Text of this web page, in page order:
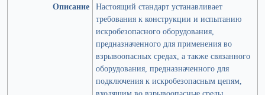
Описание Настоящий стандарт устанавливает
требования к конструкции и испытанию
искробезопасного оборудования,
предназначенного для применения во
взрывоопасных средах, а также связанного
оборудования, предназначенного для
подключения к искробезопасным цепям,